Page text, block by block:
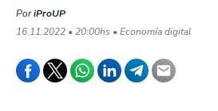
PoriProUP
16.11.2022 • 20:00hs • Economía digital